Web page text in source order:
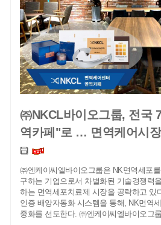
㈜NKCL바이오그룹, 전국
역카페"로 … 면역케어시
㈜엔케이씨엘바이오그룹은 NK면역세포
구하는 기업으로서 차별화된 기술경쟁력
하는 면역세포치료제 시장을 공략하고 있
인증 배양자동화 시스템을 통해, NK면역
중화를 선도한다. ㈜엔케이씨엘바이오그